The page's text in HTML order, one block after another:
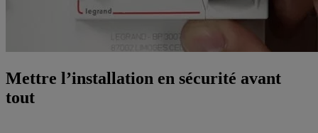
Mettre l’installation en sécurité avant
tout